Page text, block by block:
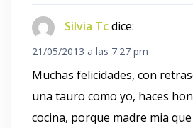
Silvia Tcdice:
21/05/2013 a las 7:27 pm
Muchas felicidades, con
una tauro como yo, haces
cocina, porque madre mia